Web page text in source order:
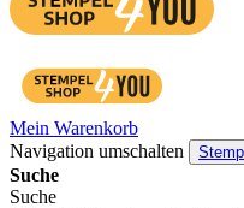
Mein Warenkorb
Navigation umschalten
Suche
Suche